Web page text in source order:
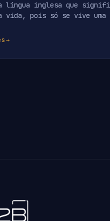
língua inglesa que
vida, pois só se vive uma
→